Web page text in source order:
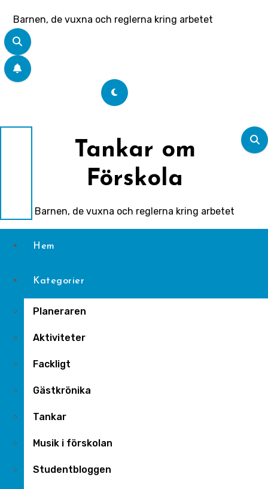
Barnen, de vuxna och reglerna kring arbetet
Tankar om
Förskola
Barnen, de vuxna och reglerna kring arbetet
Hem
Kategorier
Planeraren
Aktiviteter
Fackligt
Gästkrönika
Tankar
Musik i förskolan
Studentbloggen